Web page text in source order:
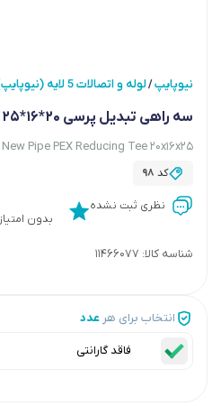
نیوپایپ/لوله و اتصالات 5 لایه (نیوپایپ) نیوپایپ
سه راهی تبدیل پرسی 20*16*25 نیوپایپ
New Pipe PEX Reducing Tee 20x16x25
کد 98
نظری ثبت نشده
بدون امتیاز
شناسه کالا: 11466077
انتخاب برای هر عدد
فاقد گارانتی